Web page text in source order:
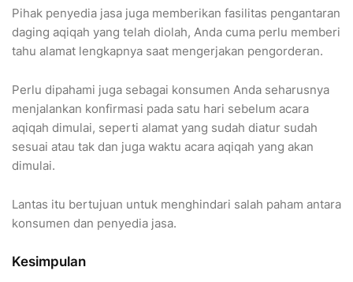
Pihak penyedia jasa juga memberikan fasilitas pengantaran
daging aqiqah yang telah diolah, Anda cuma perlu memberi
tahu alamat lengkapnya saat mengerjakan pengorderan.
Perlu dipahami juga sebagai konsumen Anda seharusnya
menjalankan konfirmasi pada satu hari sebelum acara
aqiqah dimulai, seperti alamat yang sudah diatur sudah
sesuai atau tak dan juga waktu acara aqiqah yang akan
dimulai.
Lantas itu bertujuan untuk menghindari salah paham antara
konsumen dan penyedia jasa.
Kesimpulan